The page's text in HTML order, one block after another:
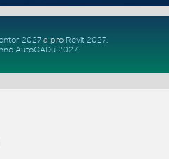
2027a pro Revit 2027.
AutoCADu 2027.